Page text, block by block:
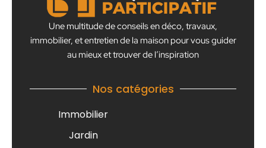
Une multitude de conseils en déco, travaux,
immobilier, et entretien de la maison pour vous guider
au mieux et trouver de l’inspiration
Nos catégories
Immobilier
Jardin